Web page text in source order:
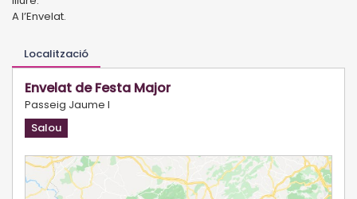
A l’Envelat.
Localització
Envelat de Festa Major
Passeig Jaume I
Salou